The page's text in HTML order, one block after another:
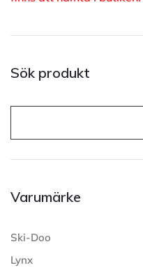
Sök produkt
Varumärke
Ski-Doo
Lynx